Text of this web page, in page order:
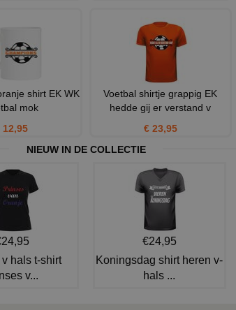
shirt EK WK
mok
12,95
Voetbal shirtje grappig EK
hedde gij er verstand v
€ 23,95
NIEUW IN DE COLLECTIE
v hals t-shirt
v...
€24,95
Koningsdag shirt heren v-
hals ...